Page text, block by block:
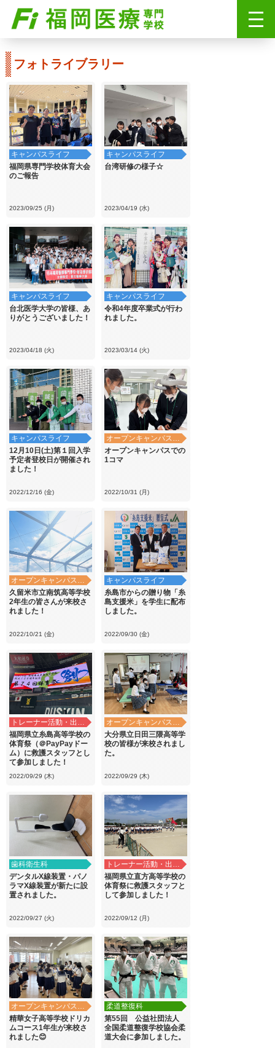
フォトライブラリー
キャンパスライフ
福岡県専門学校体育大会
のご報告
2023/09/25 (月)
キャンパスライフ
台湾研修の様子☆
2023/04/19 (水)
キャンパスライフ
台北医学大学の皆様、あ
りがとうございました！
2023/04/18 (火)
キャンパスライフ
令和4年度卒業式が行わ
れました。
2023/03/14 (火)
キャンパスライフ
12月10日(土)第１回入学
予定者登校日が開催され
ました！
2022/12/16 (金)
オープンキャンパス・学校見学
オープンキャンパスでの
1コマ
2022/10/31 (月)
オープンキャンパス・学校見学
久留米市立南筑高等学校
2年生の皆さんが来校さ
れました！
2022/10/21 (金)
キャンパスライフ
糸島市からの贈り物「糸
島支援米」を学生に配布
しました。
2022/09/30 (金)
トレーナー活動・出前講義
福岡県立糸島高等学校の
体育祭（＠PayPayドー
ム）に救護スタッフとし
て参加しました！
2022/09/29 (木)
オープンキャンパス・学校見学
大分県立日田三隈高等学
校の皆様が来校されまし
た。
2022/09/29 (木)
歯科衛生科
デンタルX線装置・パノ
ラマX線装置が新たに設
置されました。
2022/09/27 (火)
トレーナー活動・出前講義
福岡県立直方高等学校の
体育祭に救護スタッフと
して参加しました！
2022/09/12 (月)
オープンキャンパス・学校見学
精華女子高等学校ドリカ
ムコース1年生が来校さ
れました😊
柔道整復科
第55回 公益社団法人
全国柔道整復学校協会柔
道大会に参加しました。